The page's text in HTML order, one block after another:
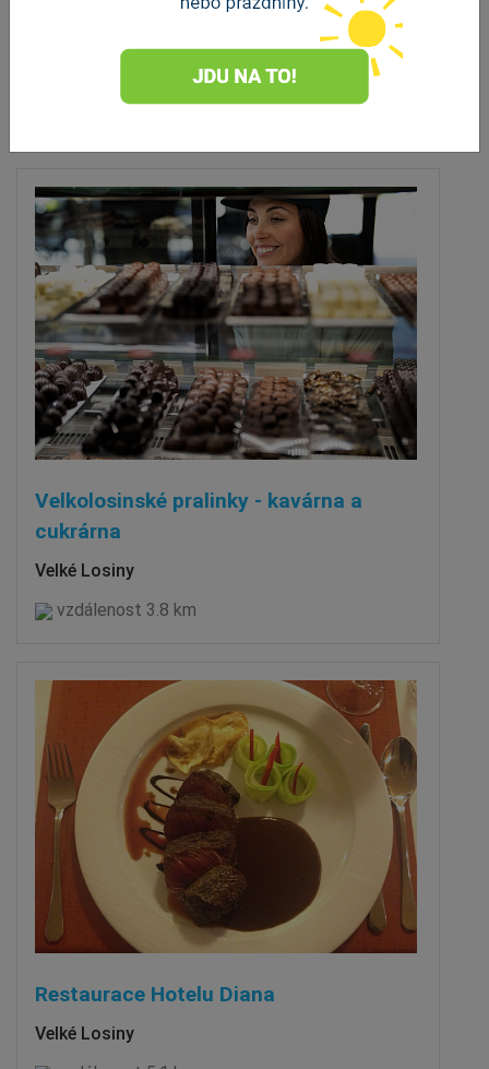
Velkolosinské pralinky - kavárna a
cukrárna
Velké Losiny
vzdálenost 3.8 km
Restaurace Hotelu Diana
Velké Losiny